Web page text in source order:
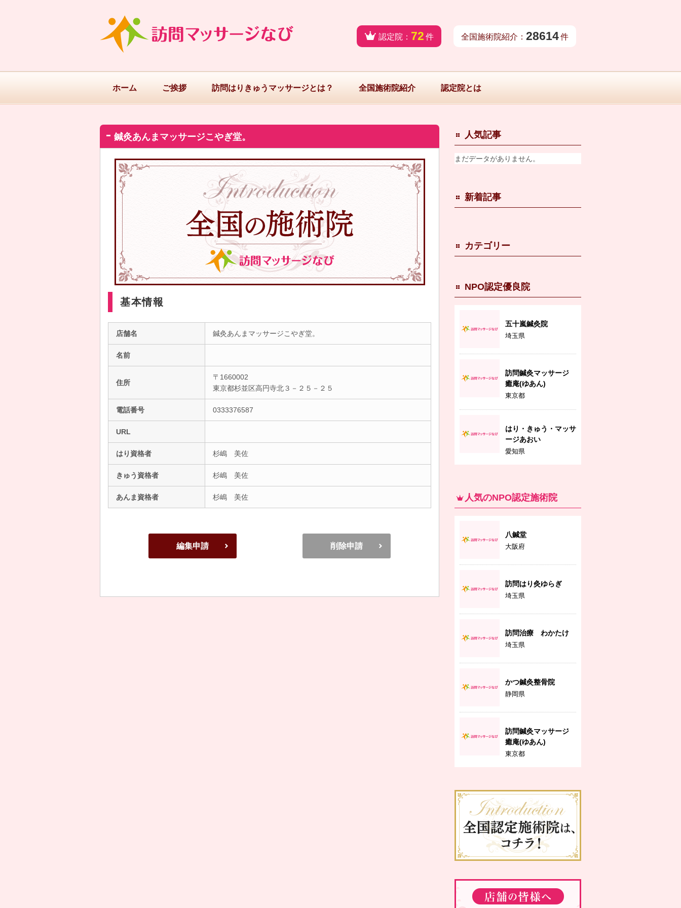
認定院： 72 件 全国施術院紹介： 28614件
ホーム ご挨拶 訪問はりきゅうマッサージとは？ 全国施術院紹介 認定院とは
鍼灸あんまマッサージこやぎ堂。
基本情報
店舗名 鍼灸あんまマッサージこやぎ堂。
名前
住所
〒1660002
東京都杉並区高円寺北３－２５－２５
電話番号 0333376587
URL
はり資格者 杉嶋 美佐
きゅう資格者 杉嶋 美佐
あんま資格者 杉嶋 美佐
編集申請 削除申請
人気記事
まだデータがありません。
新着記事
カテゴリー
NPO認定優良院
五十嵐鍼灸院
埼玉県
訪問鍼灸マッサージ
癒庵(ゆあん)
東京都
はり・きゅう・マッサ
ージあおい
愛知県
人気のNPO認定施術院
八鍼堂
大阪府
訪問はり灸ゆらぎ
埼玉県
訪問治療 わかたけ
埼玉県
かつ鍼灸整骨院
静岡県
訪問鍼灸マッサージ
癒庵(ゆあん)
東京都